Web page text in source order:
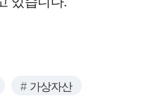
가상자산